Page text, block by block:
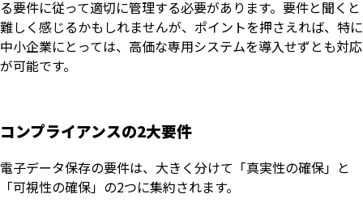
る要件に従って適切に管理する必要があります。要件と聞くと
難しく感じるかもしれませんが、ポイントを押さえれば、特に
中小企業にとっては、高価な専用システムを導入せずとも対応
が可能です。
コンプライアンスの2大要件
電子データ保存の要件は、大きく分けて「真実性の確保」と
「可視性の確保」の2つに集約されます。